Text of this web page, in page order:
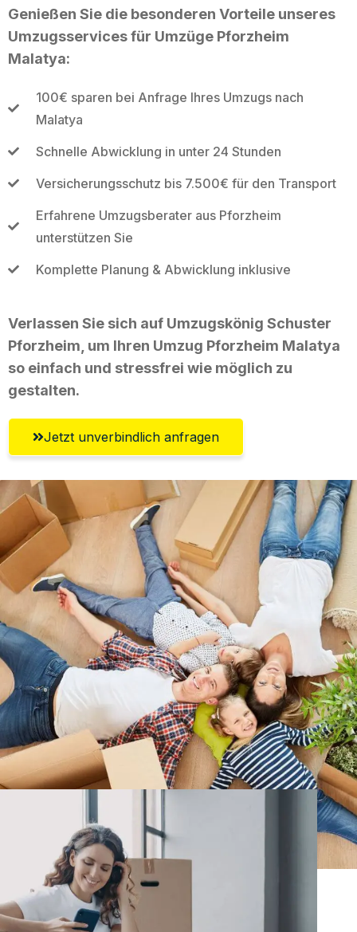
Genießen Sie die besonderen Vorteile unseres
Umzugsservices für Umzüge Pforzheim
Malatya:
100€ sparen bei Anfrage Ihres Umzugs nach
Malatya
Schnelle Abwicklung in unter 24 Stunden
Versicherungsschutz bis 7.500€ für den Transport
Erfahrene Umzugsberater aus Pforzheim
unterstützen Sie
Komplette Planung & Abwicklung inklusive
Verlassen Sie sich auf Umzugskönig Schuster
Pforzheim, um Ihren Umzug Pforzheim Malatya
so einfach und stressfrei wie möglich zu
gestalten.
Jetzt unverbindlich anfragen